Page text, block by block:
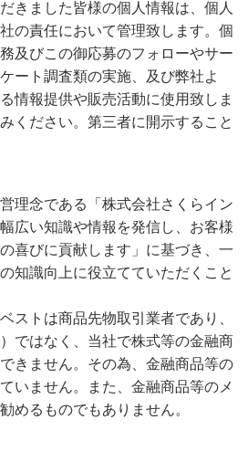
きました皆様の個人情報は、個人
の責任において管理致します。個
及びこの御応募のフォローやサー
ート調査類の実施、及び弊社よ
情報提供や販売活動に使用致しま
ください。第三者に開示すること
理念である「株式会社さくらイン
広い知識や情報を発信し、お客様
喜びに貢献します」に基づき、一
知識向上に役立てていただくこと
ストは商品先物取引業者であり、
ではなく、当社で株式等の金融商
きません。その為、金融商品等の
いません。また、金融商品等のメ
めるものでもありません。